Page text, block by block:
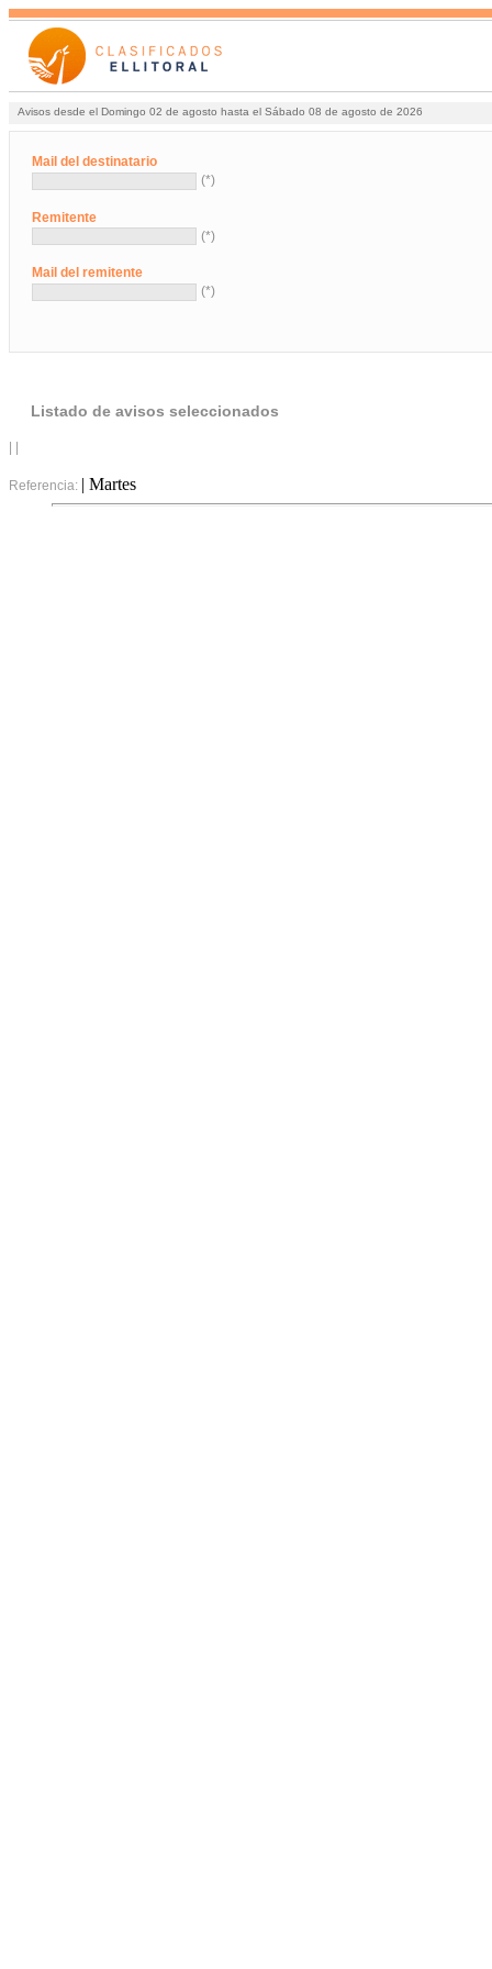
Avisos desde el Domingo 02 de agosto hasta el Sábado 08 de agosto de 2026
Mail del destinatario
(*)
Remitente
(*)
Mail del remitente
(*)
Listado de avisos seleccionados
Referencia: | Martes